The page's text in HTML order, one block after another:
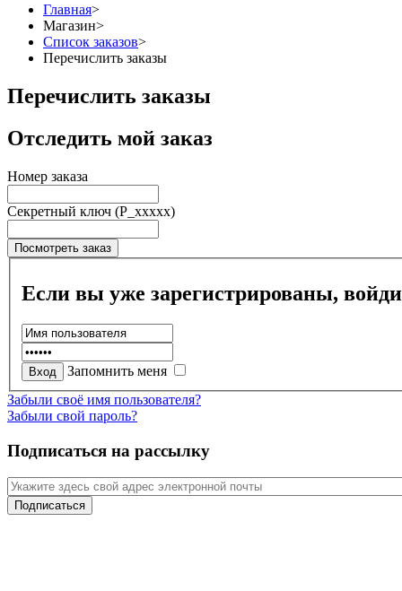
Главная>
Магазин>
Список заказов>
Перечислить заказы
Перечислить заказы
Отследить мой заказ
Номер заказа
Секретный ключ (P_xxxxx)
Если вы уже зарегистрированы,
Запомнить меня
Забыли своё имя пользователя?
Забыли свой пароль?
Подписаться на рассылку